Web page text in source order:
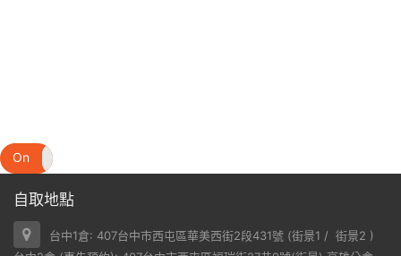
On
自取地點
台中1倉: 407台中市西屯區華美西街2段431號 (街景1 / 街景2 )